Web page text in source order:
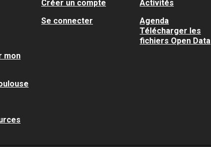
mon
Créer un compte
Se connecter
Activités
Agenda
Télécharger les
fichiers Open Data